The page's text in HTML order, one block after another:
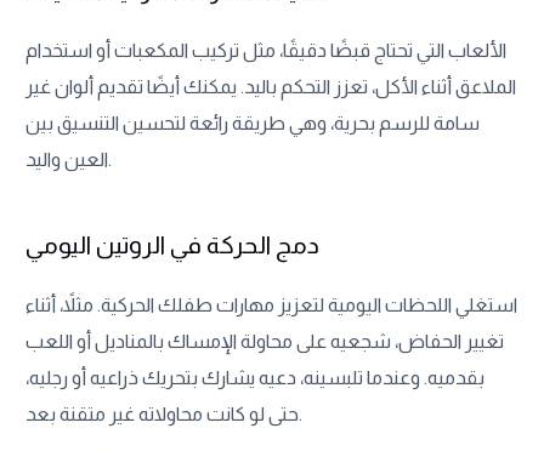
الألعاب التي تحتاج قبضًا دقيقًا، مثل تركيب المكعبات أو استخدام
الملاعق أثناء الأكل، تعزز التحكم باليد. يمكنك أيضًا تقديم ألوان غير
سامة للرسم بحرية، وهي طريقة رائعة لتحسين التنسيق بين
العين واليد.
دمج الحركة في الروتين اليومي
استغلي اللحظات اليومية لتعزيز مهارات طفلك الحركية. مثلاً، أثناء
تغيير الحفاض، شجعيه على محاولة الإمساك بالمناديل أو اللعب
بقدميه. وعندما تلبسينه، دعيه يشارك بتحريك ذراعيه أو رجليه،
حتى لو كانت محاولاته غير متقنة بعد.